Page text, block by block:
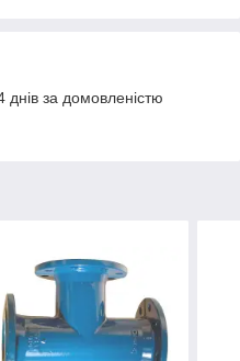
за домовленістю